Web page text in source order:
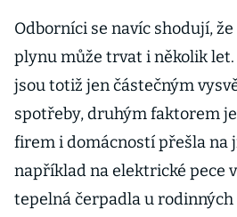
Odborníci se navíc shodují,
plynu může trvat i několik
jsou totiž jen částečným
spotřeby, druhým faktorem
firem i domácností přešla na
například na elektrické pece
tepelná čerpadla u